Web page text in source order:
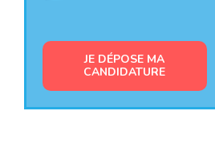
JE DÉPOSE MA
CANDIDATURE